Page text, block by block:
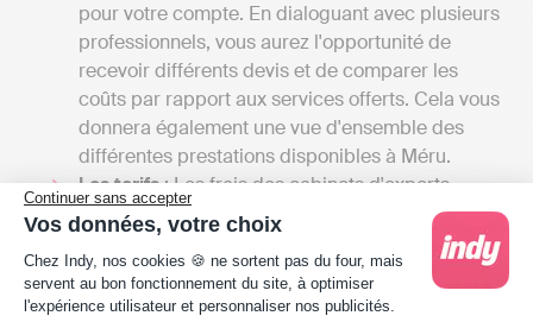
Continuer sans accepter
Vos données, votre choix
Plateforme de Gestion du Consentement :
Chez Indy, nos cookies 🍪 ne sortent pas du four, mais
servent au bon fonctionnement du site, à optimiser
l'expérience utilisateur et personnaliser nos publicités.
pour votre compte. En dialoguant avec plusieurs
professionnels, vous aurez l'opportunité de
recevoir différents devis et de comparer les
coûts par rapport aux services offerts. Cela vous
donnera également une vue d'ensemble des
différentes prestations disponibles à Méru.
Les tarifs: Les frais des cabinets d'experts-
comptables peuvent débuter entre 1000 et
2000 euros par an pour une petite mission
confiée à un comptable indépendant et
atteindre plusieurs milliers d'euros si votre